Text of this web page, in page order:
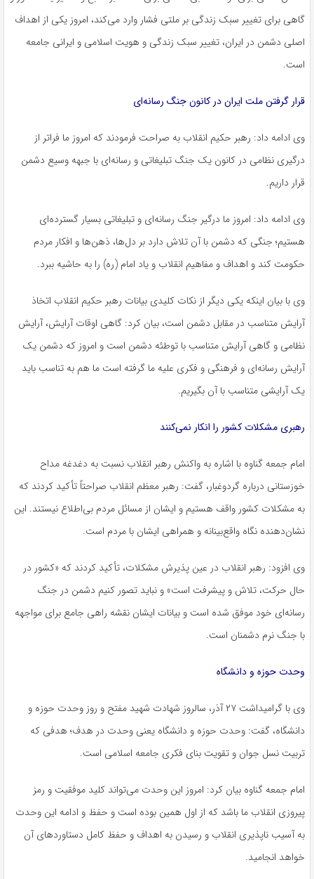
گاهی برای تغییر سبک زندگی بر ملتی فشار وارد می‌کند، امروز یکی از اهداف
اصلی دشمن در ایران، تغییر سبک زندگی و هویت اسلامی و ایرانی جامعه
است.
قرار گرفتن ملت ایران در کانون جنگ رسانه‌ای
وی ادامه داد: رهبر حکیم انقلاب به صراحت فرمودند که امروز ما فراتر از
درگیری نظامی در کانون یک جنگ تبلیغاتی و رسانه‌ای با جبهه وسیع دشمن
قرار داریم.
وی ادامه داد: امروز ما درگیر جنگ رسانه‌ای و تبلیغاتی بسیار گسترده‌ای
هستیم؛ جنگی که دشمن با آن تلاش دارد بر دل‌ها، ذهن‌ها و افکار مردم
حکومت کند و اهداف و مفاهیم انقلاب و یاد امام (ره) را به حاشیه ببرد.
وی با بیان اینکه یکی دیگر از نکات کلیدی بیانات رهبر حکیم انقلاب اتخاذ
آرایش متناسب در مقابل دشمن است، بیان کرد: گاهی اوقات آرایش، آرایش
نظامی و گاهی آرایش متناسب با توطئه دشمن است و امروز که دشمن یک
آرایش رسانه‌ای و فرهنگی و فکری علیه ما گرفته است ما هم به تناسب باید
یک آرایشی متناسب با آن بگیریم.
رهبری مشکلات کشور را انکار نمی‌کنند
امام جمعه گناوه با اشاره به واکنش رهبر انقلاب نسبت به دغدغه مداح
خوزستانی درباره گردوغبار، گفت: رهبر معظم انقلاب صراحتاً تأکید کردند که
به مشکلات کشور واقف هستیم و ایشان از مسائل مردم بی‌اطلاع نیستند. این
نشان‌دهنده نگاه واقع‌بینانه و همراهی ایشان با مردم است.
وی افزود: رهبر انقلاب در عین پذیرش مشکلات، تأکید کردند که «کشور در
حال حرکت، تلاش و پیشرفت است» و نباید تصور کنیم دشمن در جنگ
رسانه‌ای خود موفق شده است و بیانات ایشان نقشه راهی جامع برای مواجهه
با جنگ نرم دشمنان است.
وحدت حوزه و دانشگاه
وی با گرامیداشت ۲۷ آذر، سالروز شهادت شهید مفتح و روز وحدت حوزه و
دانشگاه، گفت: وحدت حوزه و دانشگاه یعنی وحدت در هدف؛ هدفی که
تربیت نسل جوان و تقویت بنای فکری جامعه اسلامی است.
امام جمعه گناوه بیان کرد: امروز این وحدت می‌تواند کلید موفقیت و رمز
پیروزی انقلاب ما باشد که از اول همین بوده است و حفظ و ادامه این وحدت
به آسیب ناپذیری انقلاب و رسیدن به اهداف و حفظ کامل دستاوردهای آن
خواهد انجامید.